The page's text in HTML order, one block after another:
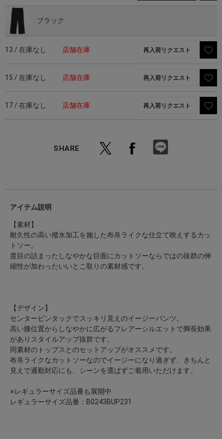
ブラック
13 / 在庫なし 店舗在庫 再入荷リクエスト
15 / 在庫なし 店舗在庫 再入荷リクエスト
17 / 在庫なし 店舗在庫 再入荷リクエスト
SHARE
アイテム説明
【素材】
耐久性の高い撥水加工を施した布帛ライクな仕立て映えするカッ
トソー。
度目の詰まったしなやかな目面にカットソーならではの抜群の伸
縮性が加わったいいとこ取りの素材感です。
【デザイン】
センターピンタックでスッキリ見えのイージーパンツ。
高い膝位置からしなやかに広がるフレアーシルエットで脚長効果
がありスタイルアップ抜群です。
同素材のトップスとのセットアップがオススメです。
布帛ライクなカットソーなのでイージーになり過ぎず、きちんと
見えで通勤対応にも、シーンを選ばずご着用いただけます。
※レギュラーサイズ品番も展開中
レギュラーサイズ品番：B0243BUP231